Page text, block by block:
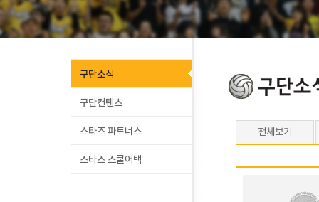
구단소식
구단컨텐츠
스타즈 파트너스
스타즈 스쿨어택
전체보기